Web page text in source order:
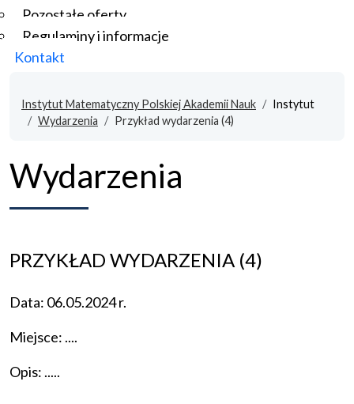
Pozostałe oferty
Regulaminy i informacje
Kontakt
Instytut Matematyczny Polskiej Akademii Nauk
Instytut
Wydarzenia
Przykład wydarzenia (4)
Wydarzenia
PRZYKŁAD WYDARZENIA (4)
Data: 06.05.2024 r.
Miejsce: ....
Opis: .....